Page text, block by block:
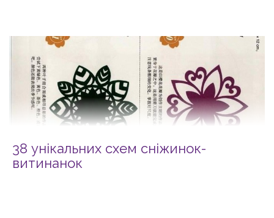
38 унікальних схем сніжинок-
витинанок